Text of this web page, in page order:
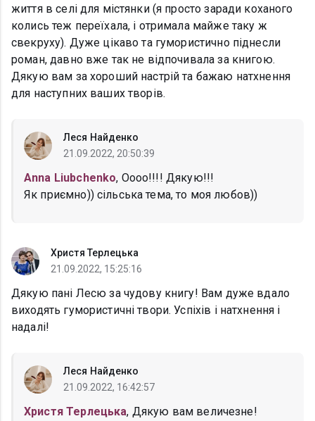
життя в селі для містянки (я просто заради коханого
колись теж переїхала, і отримала майже таку ж
свекруху). Дуже цікаво та гумористично піднесли
роман, давно вже так не відпочивала за книгою.
Дякую вам за хороший настрій та бажаю натхнення
для наступних ваших творів.
Леся Найденко
21.09.2022, 20:50:39
Anna Liubchenko, Оооо!!!! Дякую!!!
Як приємно)) сільська тема, то моя любов))
Христя Терлецька
21.09.2022, 15:25:16
Дякую пані Лесю за чудову книгу! Вам дуже вдало
виходять гумористичні твори. Успіхів і натхнення і
надалі!
Леся Найденко
21.09.2022, 16:42:57
Христя Терлецька, Дякую вам величезне!